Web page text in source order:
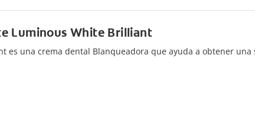
Luminous White Brilliant
es una crema dental Blanqueadora que ayuda a obtener